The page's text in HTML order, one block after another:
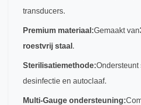
transducers.
Premium materiaal:Gemaakt van
roestvrij staal .
Sterilisatiemethode:Ondersteunt
desinfectie en autoclaaf.
Multi-Gauge ondersteuning: